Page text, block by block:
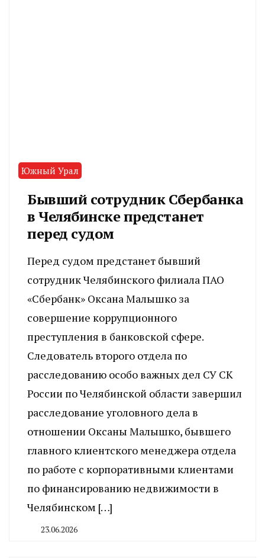
Южный Урал
Бывший сотрудник Сбербанка
в Челябинске предстанет
перед судом
Перед судом предстанет бывший
сотрудник Челябинского филиала ПАО
«Сбербанк» Оксана Малышко за
совершение коррупционного
преступления в банковской сфере.
Следователь второго отдела по
расследованию особо важных дел СУ СК
России по Челябинской области завершил
расследование уголовного дела в
отношении Оксаны Малышко, бывшего
главного клиентского менеджера отдела
по работе с корпоративными клиентами
по финансированию недвижимости в
Челябинском […]
23.06.2026